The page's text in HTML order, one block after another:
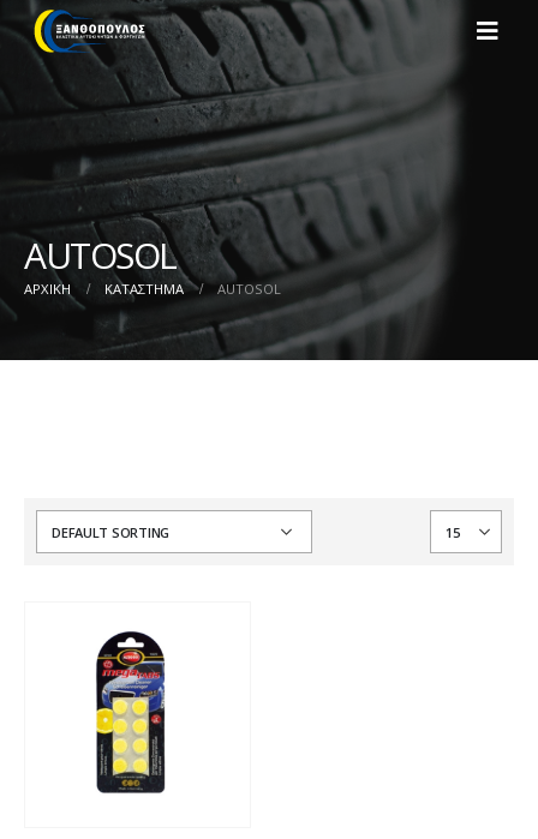
AUTOSOL
ΑΡΧΙΚΉ ΚΑΤΆΣΤΗΜΑ AUTOSOL